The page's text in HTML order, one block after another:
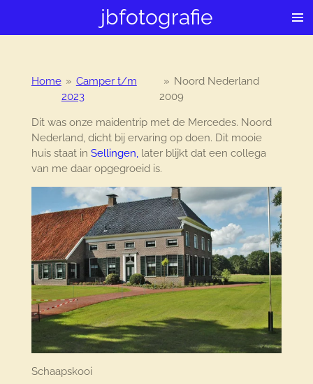
hoofdinhoud
jbfotografie
Home » Camper t/m
2023
» Noord Nederland
2009
Dit was onze maidentrip met de Mercedes. Noord
Nederland, dicht bij ervaring op doen. Dit mooie
huis staat in Sellingen, later blijkt dat een collega
van me daar opgegroeid is.
Schaapskooi